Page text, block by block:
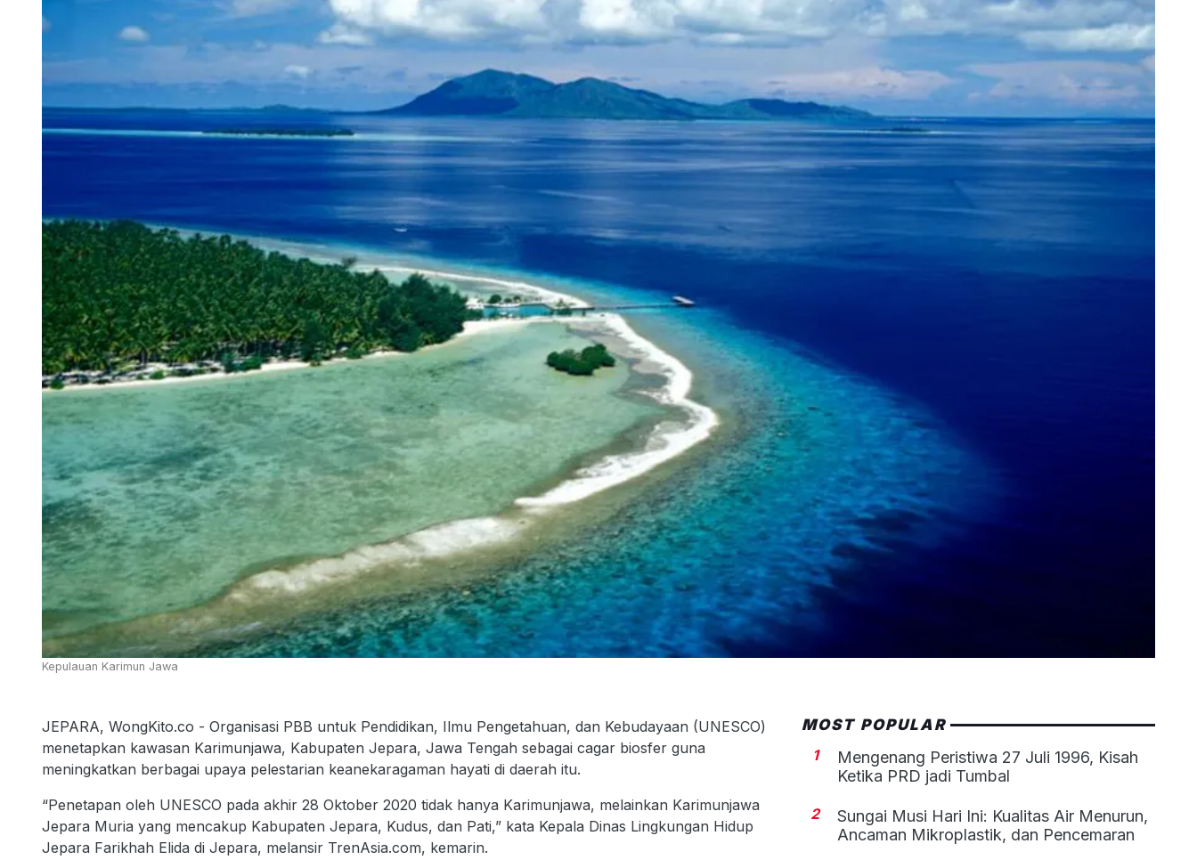
Kepulauan Karimun Jawa
JEPARA, WongKito.co - Organisasi PBB untuk Pendidikan, Ilmu Pengetahuan, dan Kebudayaan (UNESCO)
menetapkan kawasan Karimunjawa, Kabupaten Jepara, Jawa Tengah sebagai cagar biosfer guna
meningkatkan berbagai upaya pelestarian keanekaragaman hayati di daerah itu.
“Penetapan oleh UNESCO pada akhir 28 Oktober 2020 tidak hanya Karimunjawa, melainkan Karimunjawa
Jepara Muria yang mencakup Kabupaten Jepara, Kudus, dan Pati,” kata Kepala Dinas Lingkungan Hidup
Jepara Farikhah Elida di Jepara, melansir TrenAsia.com, kemarin.
MOST POPULAR
1
Mengenang Peristiwa 27 Juli 1996, Kisah
Ketika PRD jadi Tumbal
2
Sungai Musi Hari Ini: Kualitas Air Menurun,
Ancaman Mikroplastik, dan Pencemaran